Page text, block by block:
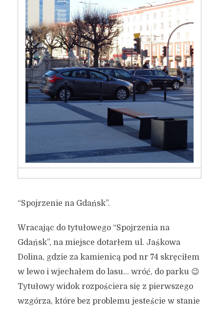
“Spojrzenie na Gdańsk”.
Wracając do tytułowego “Spojrzenia na
Gdańsk”, na miejsce dotarłem ul. Jaśkowa
Dolina, gdzie za kamienicą pod nr 74 skręciłem
w lewo i wjechałem do lasu… wróć, do parku 😉
Tytułowy widok rozpościera się z pierwszego
wzgórza, które bez problemu jesteście w stanie